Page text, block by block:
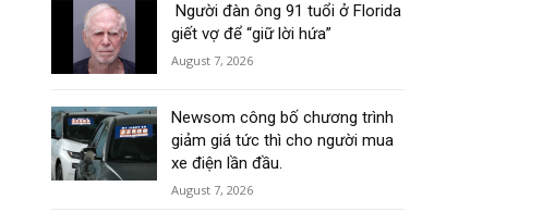
Người đàn ông 91 tuổi ở Florida
giết vợ để “giữ lời hứa”
August 7, 2026
Newsom công bố chương trình
giảm giá tức thì cho người mua
xe điện lần đầu.
August 7, 2026